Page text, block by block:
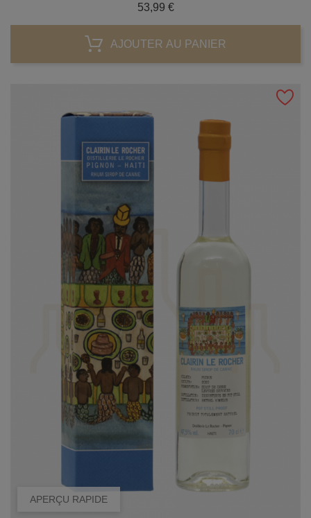
53,99 €Prix
AJOUTER AU PANIER
APERÇU RAPIDE